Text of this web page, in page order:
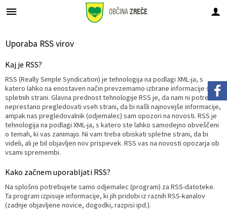
OBČINAZREČE
Uporaba RSS virov
Kaj je RSS?
RSS (Really Simple Syndication) je tehnologija na podlagi XML-ja, s
katero lahko na enostaven način prevzemamo izbrane informacije s
spletnih strani. Glavna prednost tehnologije RSS je, da nam ni potrebno
neprestano pregledovati vseh strani, da bi našli najnovejše informacije,
ampak nas pregledovalnik (odjemalec) sam opozori na novosti. RSS je
tehnologija na podlagi XML-ja, s katero ste lahko samodejno obveščeni
o temah, ki vas zanimajo. Ni vam treba obiskati spletne strani, da bi
videli, ali je bil objavljen nov prispevek. RSS vas na novosti opozarja ob
vsami spremembi.
Kako začnem uporabljati RSS?
Na splošno potrebujete samo odjemalec (program) za RSS-datoteke.
Ta program izpisuje informacije, ki jih pridobi iz raznih RSS-kanalov
(zadnje objavljene novice, dogodki, razpisi ipd.).
O občini Zreče
Simboli občine
Prijateljska mesta
Politične stranke
Krajevne skupnosti
Župan
Podžupan
Občinski svet
Nadzorni odbor
Delovna telesa
Pristojnosti
Člani
Seje
Organigram uprave
Direktorica občinske uprave
Pristojnosti
Seznam uradnih oseb
Skupna občinska uprava
Premoženjskopravne in splošne zadeve
Gospodarske in stanovanjske zadeve
Negospodarske zadeve
Javne finance in proračun
Novice in obvestila
Javni razpisi in objave
Javna naročila
Prostorsko načrtovanje
Premoženje Občine Zreče
Prostorsko načrtovanje
Novice in obvestila
Občinski prostorski plan (OPP)
Občinski prostorski načrt (OPN)
Občinski podrobni prostorski načrti (OPPN)
DEDIŠČINA
Lokalni utrip
Dogodki v občini
Zapore cest
Pomembne številke
Naravna
Tehniška
Sakralna
Etnološka
GOSP. JAVNE SLUŽBE
Vodovod
Kanalizacija
Ravnanje z odpadki
Cestno gospodarstvo
Urejanje javnih površin
Osnovni podatki
Analize pitne vode
Letna poročila o pitni vodi
Za pričetek iskanja kliknite na puščico >